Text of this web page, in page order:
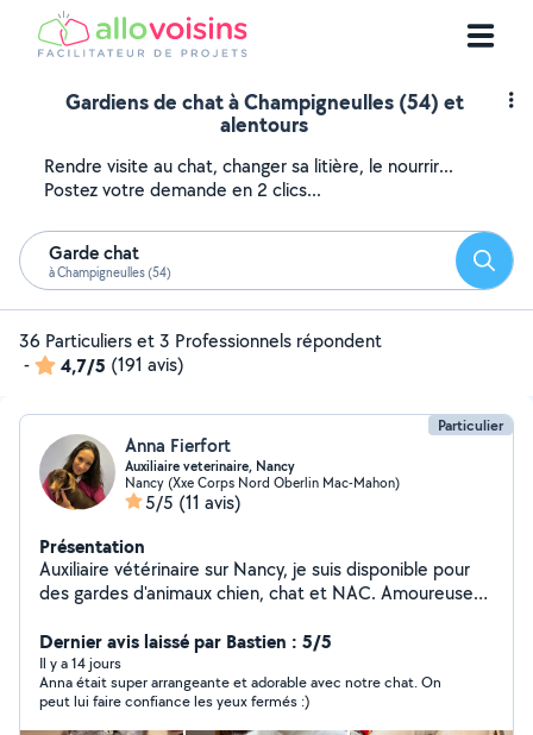
Gardiens de chat à Champigneulles (54) et
alentours
Rendre visite au chat, changer sa litière, le nourrir...
Postez votre demande en 2 clics...
Garde chat
à Champigneulles (54)
36 Particuliers et 3 Professionnels répondent
-
4,7/5 (191 avis)
Particulier
Anna Fierfort
Auxiliaire veterinaire, Nancy
Nancy (Xxe Corps Nord Oberlin Mac-Mahon)
5/5 (11 avis)
Présentation
Auxiliaire vétérinaire sur Nancy, je suis disponible pour
des gardes d'animaux chien, chat et NAC. Amoureuse
compagnons selon leur besoins, les garder lorsque vous
devez vous absenter, faire des balades, les toiletter si
besoin etc.
Dernier avis laissé par Bastien : 5/5
Il y a 14 jours
Anna était super arrangeante et adorable avec notre chat. On
peut lui faire confiance les yeux fermés :)